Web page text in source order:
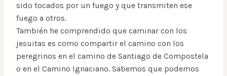
sido tocados por un fuego y que transmiten ese
fuego a otros.
También he comprendido que caminar con los
jesuitas es como compartir el camino con los
peregrinos en el camino de Santiago de Compostela
o en el Camino Ignaciano. Sabemos que podemos